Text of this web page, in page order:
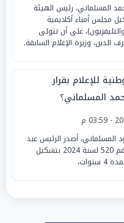
المسلماني، رئيس الهيئة
مجلس أمناء أكاديمية
على أن تتولى
الدين، وزيرة الإعلام السابقة.
للإعلام بقرار
المسلماني؟
المسلماني، أصدر الرئيس عبد
الفتاح السيسى، القرار رقم 520 لسنة 2024 بتشكيل